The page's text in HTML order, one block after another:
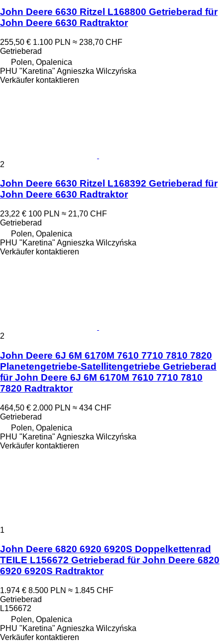
John Deere 6630 Ritzel L168800 Getrieberad für
John Deere 6630 Radtraktor
255,50 € 1.100 PLN ≈ 238,70 CHF
Getrieberad
Polen, Opalenica
PHU "Karetina" Agnieszka Wilczyńska
Verkäufer kontaktieren
2
John Deere 6630 Ritzel L168392 Getrieberad für
John Deere 6630 Radtraktor
23,22 € 100 PLN ≈ 21,70 CHF
Getrieberad
Polen, Opalenica
PHU "Karetina" Agnieszka Wilczyńska
Verkäufer kontaktieren
2
John Deere 6J 6M 6170M 7610 7710 7810 7820
Planetengetriebe-Satellitengetriebe Getrieberad
für John Deere 6J 6M 6170M 7610 7710 7810
7820 Radtraktor
464,50 € 2.000 PLN ≈ 434 CHF
Getrieberad
Polen, Opalenica
PHU "Karetina" Agnieszka Wilczyńska
Verkäufer kontaktieren
1
John Deere 6820 6920 6920S Doppelkettenrad
TEILE L156672 Getrieberad für John Deere 6820
6920 6920S Radtraktor
1.974 € 8.500 PLN ≈ 1.845 CHF
Getrieberad
L156672
Polen, Opalenica
PHU "Karetina" Agnieszka Wilczyńska
Verkäufer kontaktieren